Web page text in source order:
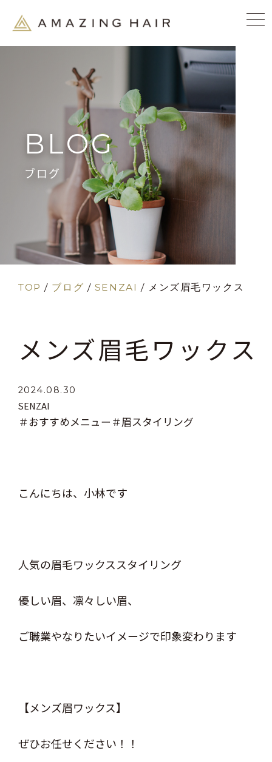
BLOG
ブログ
TOP / ブログ / SENZAI / メンズ眉毛ワックス
メンズ眉毛ワックス
2024.08.30
SENZAI
＃おすすめメニュー ＃眉スタイリング
こんにちは、小林です
人気の眉毛ワックススタイリング
優しい眉、凛々しい眉、
ご職業やなりたいイメージで印象変わります
【メンズ眉ワックス】
ぜひお任せください！！